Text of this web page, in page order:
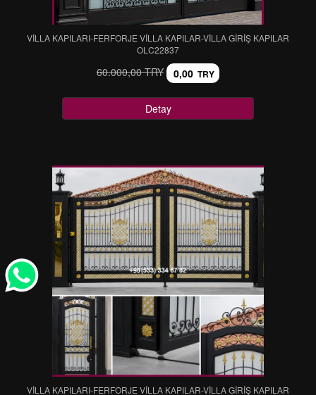
VİLLA KAPILARI-FERFORJE VİLLA KAPILAR-VİLLA GİRİŞ KAPILAR
OLC22837
60.000,00 TRY 0,00 TRY
Detay
VİLLA KAPILARI-FERFORJE VİLLA KAPILAR-VİLLA GİRİŞ KAPILAR